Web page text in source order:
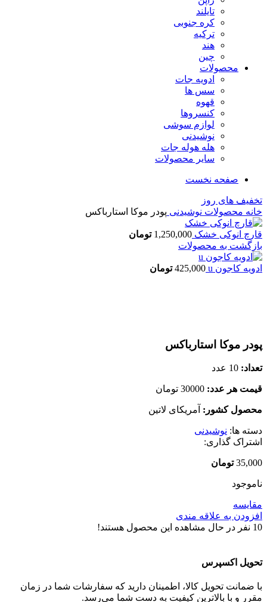
تایلند
کره جنوبی
ترکیه
هند
چین
محصولات
ادویه جات
سس ها
قهوه
کنسروها
لوازم سوشی
نوشیدنی
هله هوله جات
سایر محصولات
صفحه نخست
تخفیف های روز
خانه محصولات نوشیدنی پودر موکا استارباکس
قارچ انوکی خشک 1,250,000 تومان
بازگشت به محصولات
ادویه کاجون u 425,000 تومان
پودر موکا استارباکس
تعداد: 10 عدد
قیمت هر عدد:
محصول کشور: آمریکای لاتین
دسته ها: نوشیدنی
اشتراک گذاری:
35,000 تومان
ناموجود
مقایسه
افزودن به علاقه مندی
10 نفر در حال مشاهده این محصول هستند!
تحویل اکسپرس
با ضمانت تحویل کالا، اطمینان دارید که سفارشات شما در زمان
مقرر و با بالاترین کیفیت به دست شما می‌رسد.